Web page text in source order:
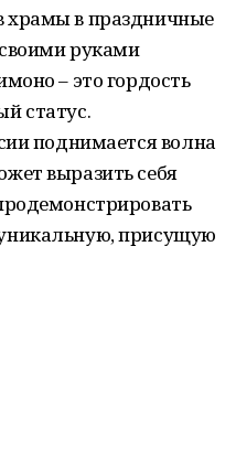
в праздничные
руками
– это гордость
статус.
поднимается волна
выразить себя
присущую